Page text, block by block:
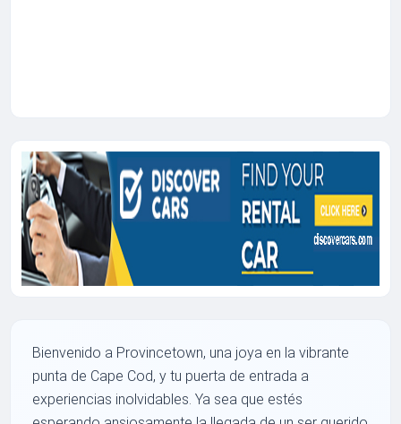
Bienvenido a Provincetown, una joya en la vibrante
punta de Cape Cod, y tu puerta de entrada a
experiencias inolvidables. Ya sea que estés